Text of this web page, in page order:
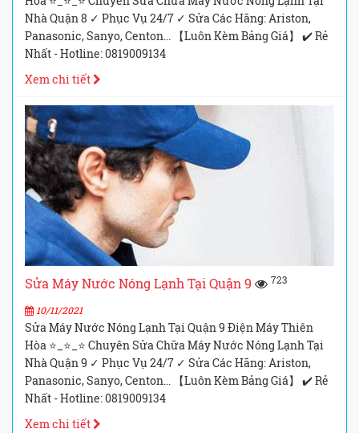
Nhà Quận 8 ✓ Phục Vụ 24/7 ✓ Sửa Các Hãng: Ariston,
Panasonic, Sanyo, Centon... 【Luôn Kèm Bảng Giá】 ✔️ Rẻ
Nhất - Hotline: 0819009134
Xem chi tiết
Sửa Máy Nước Nóng Lạnh Tại Quận 9 723
10/11/2021
Sửa Máy Nước Nóng Lạnh Tại Quận 9 Điện Máy Thiên
Hòa ⭐_⭐_⭐ Chuyên Sửa Chữa Máy Nước Nóng Lạnh Tại
Nhà Quận 9 ✓ Phục Vụ 24/7 ✓ Sửa Các Hãng: Ariston,
Panasonic, Sanyo, Centon... 【Luôn Kèm Bảng Giá】 ✔️ Rẻ
Nhất - Hotline: 0819009134
Xem chi tiết